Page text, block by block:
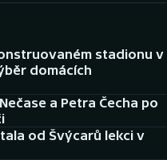
stadionu v
domácích
a Petra Čecha po
od Švýcarů lekci v